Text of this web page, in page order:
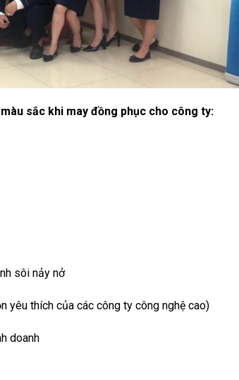
sắc khi may đồng phục cho công ty:
sôi nảy nở
yêu thích của các công ty công nghệ cao)
doanh